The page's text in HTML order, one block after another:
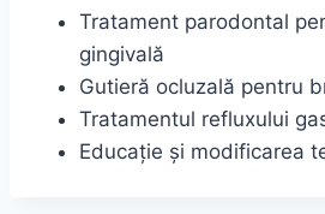
Tratament parodontal
gingivală
Gutieră ocluzală pentru
Tratamentul refluxului
Educație și modificarea